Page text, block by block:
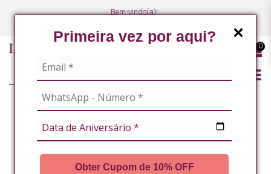
Primeira vez por aqui?
Obter Cupom de 10% OFF
Bem-vindo(a)!
0
KIT LIPEDEMA REDUX LA VERTUAN